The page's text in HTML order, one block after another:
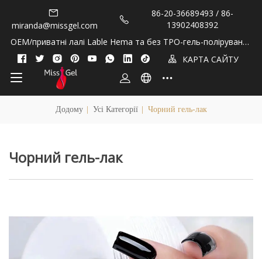
miranda@missgel.com
86-20-36689493 / 86-
13902408392
OEM/приватні лалі Lable Hema та без TPO-гель-полірування
та олії кутикули!
КАРТА САЙТУ
Додому Усі Категорії Чорний гель-лак
Чорний гель-лак